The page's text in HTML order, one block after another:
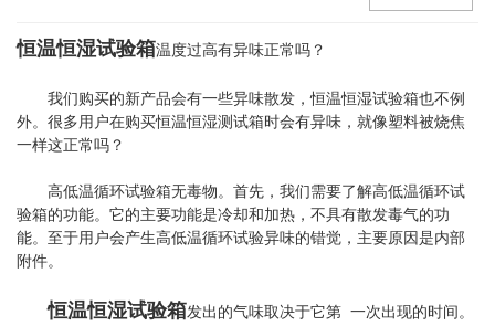
恒温恒湿试验箱温度过高有异味正常吗？
我们购买的新产品会有一些异味散发，恒温恒湿试验箱也不例
外。很多用户在购买恒温恒湿测试箱时会有异味，就像塑料被烧焦
一样这正常吗？
高低温循环试验箱无毒物。首先，我们需要了解高低温循环试
验箱的功能。它的主要功能是冷却和加热，不具有散发毒气的功
能。至于用户会产生高低温循环试验异味的错觉，主要原因是内部
附件。
恒温恒湿试验箱发出的气味取决于它第 一次出现的时间。